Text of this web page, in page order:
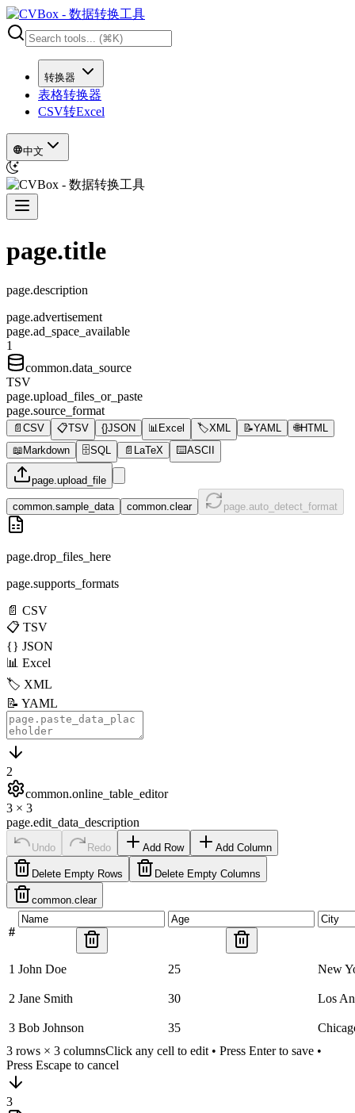
转换器
表格转换器
CSV转Excel
中文
page.title
page.description
page.advertisement
page.ad_space_available
1
common.data_source
TSV
page.upload_files_or_paste
page.source_format
📄 CSV 📋TSV {}JSON 📊 Excel 🏷️XML 📝YAML 🌐HTML
📖 Markdown 🗄️SQL 📄 LaTeX ⌨️ASCII
page.upload_file
common.sample_data common.clear page.auto_detect_format
page.drop_files_here
page.supports_formats
📄 CSV
📋 TSV
{} JSON
📊 Excel
🏷️ XML
📝 YAML
2
common.online_table_editor
3 × 3
page.edit_data_description
Undo Redo Add Row Add Column
Delete Empty Rows Delete Empty Columns
common.clear
#
1 John Doe 25 New
2 Jane Smith 30 Los
3 Bob Johnson 35
3 rows × 3 columnsClick any cell to edit • Press Enter to save •
Press Escape to cancel
3